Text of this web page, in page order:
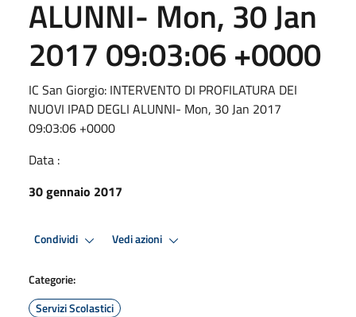
ALUNNI- Mon, 30 Jan
2017 09:03:06 +0000
IC San Giorgio: INTERVENTO DI PROFILATURA DEI
NUOVI IPAD DEGLI ALUNNI- Mon, 30 Jan 2017
09:03:06 +0000
Data :
30 gennaio 2017
Condividi Vedi azioni
Categorie:
Servizi Scolastici